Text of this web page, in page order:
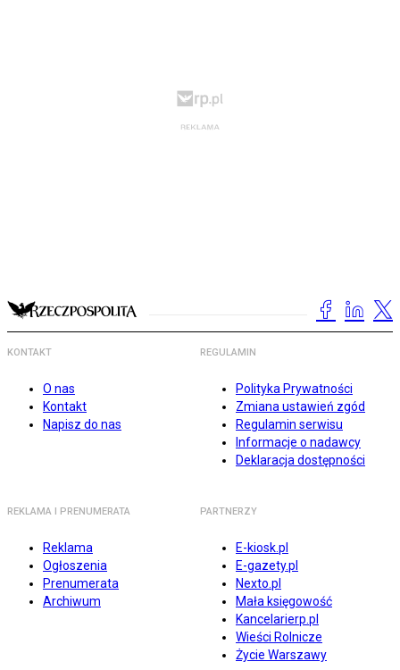
KONTAKT
O nas
Kontakt
Napisz do nas
REGULAMIN
Polityka Prywatności
Zmiana ustawień zgód
Regulamin serwisu
Informacje o nadawcy
Deklaracja dostępności
REKLAMA I PRENUMERATA
Reklama
Ogłoszenia
Prenumerata
Archiwum
PARTNERZY
E-kiosk.pl
E-gazety.pl
Nexto.pl
Mała księgowość
Kancelarierp.pl
Wieści Rolnicze
Życie Warszawy